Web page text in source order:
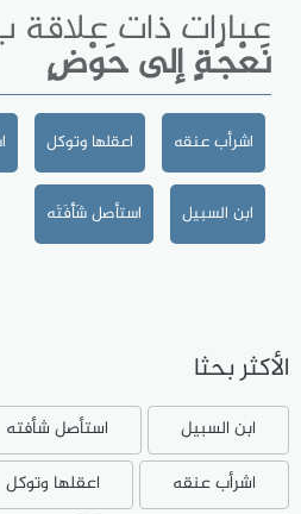
عبارات ذات
نَعْجَةٍ إلى حَوْضٍ
اشرأب عنقه اعقلها وتوكل
ابن السبيل استأصل شَأْفَتَه
الأكثر بحثا
ابن السبيل استأصل شأفته
اشرأب عنقه
اعقلها وتوكل